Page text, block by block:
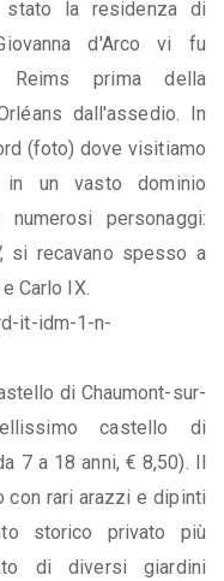
la residenza di
d'Arco vi fu
Reims prima della
dall'assedio. In
(foto) dove visitiamo
un vasto dominio
personaggi:
si recavano spesso a
Carlo IX.
it-idm-1-n-
di Chaumont-sur-
castello di
7 a 18 anni, € 8,50). Il
con rari arazzi e dipinti
storico privato più
di diversi giardini